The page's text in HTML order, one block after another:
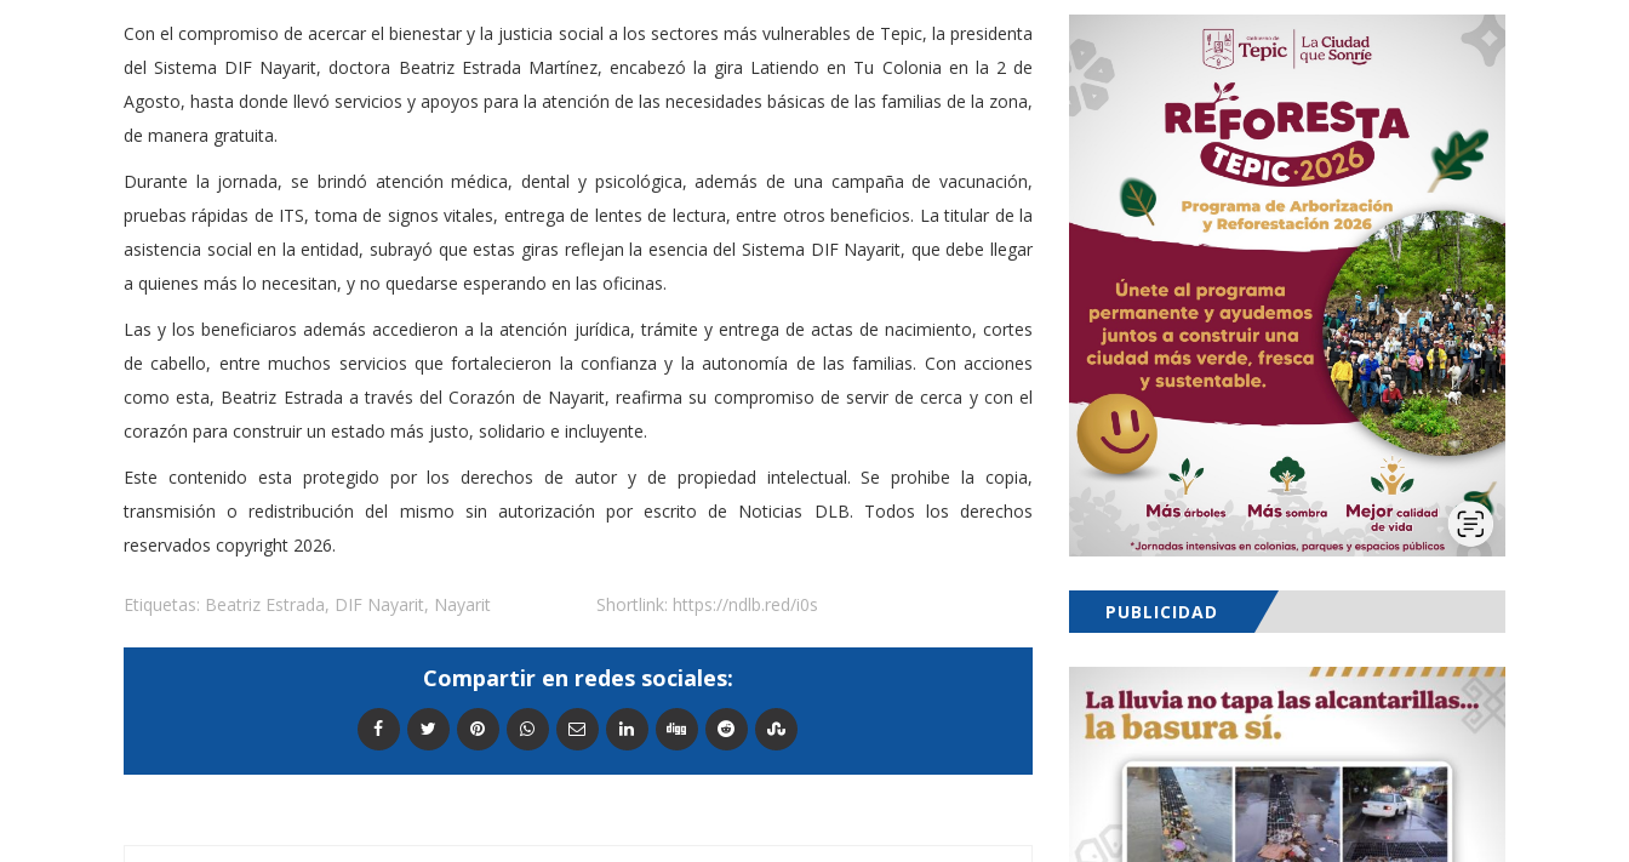
Con el compromiso de acercar el bienestar y la justicia social a los sectores más vulnerables de Tepic, la presidenta
del Sistema DIF Nayarit, doctora Beatriz Estrada Martínez, encabezó la gira Latiendo en Tu Colonia en la 2 de
Agosto, hasta donde llevó servicios y apoyos para la atención de las necesidades básicas de las familias de la zona,
de manera gratuita.
Durante la jornada, se brindó atención médica, dental y psicológica, además de una campaña de vacunación,
pruebas rápidas de ITS, toma de signos vitales, entrega de lentes de lectura, entre otros beneficios. La titular de la
asistencia social en la entidad, subrayó que estas giras reflejan la esencia del Sistema DIF Nayarit, que debe llegar
a quienes más lo necesitan, y no quedarse esperando en las oficinas.
Las y los beneficiaros además accedieron a la atención jurídica, trámite y entrega de actas de nacimiento, cortes
de cabello, entre muchos servicios que fortalecieron la confianza y la autonomía de las familias. Con acciones
como esta, Beatriz Estrada a través del Corazón de Nayarit, reafirma su compromiso de servir de cerca y con el
corazón para construir un estado más justo, solidario e incluyente.
Este contenido esta protegido por los derechos de autor y de propiedad intelectual. Se prohibe la copia,
transmisión o redistribución del mismo sin autorización por escrito de Noticias DLB. Todos los derechos
reservados copyright 2026.
Etiquetas: Beatriz Estrada, DIF Nayarit, Nayarit Shortlink: https://ndlb.red/i0s
Compartir en redes sociales:
PUBLICIDAD